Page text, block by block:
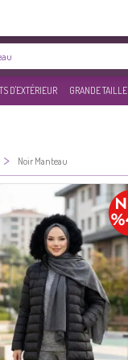
D'EXTÉRIEUR GRANDE TAILLE
> Noir Manteau